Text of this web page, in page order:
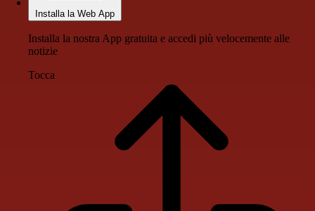
Installa la Web App
Installa la nostra App gratuita e accedi più velocemente alle
notizie
Tocca